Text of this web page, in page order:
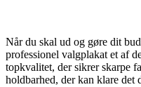
Når du skal ud og gøre dit
professionel valgplakat et af
topkvalitet, der sikrer skarpe
holdbarhed, der kan klare det